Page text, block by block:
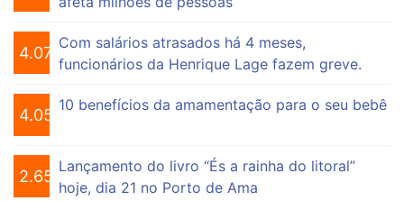
4.075
Com salários atrasados há 4 meses,
funcionários da Henrique Lage fazem greve.
4.056
10 benefícios da amamentação para o seu bebê
2.650
Lançamento do livro “És a rainha do litoral”
hoje, dia 21 no Porto de Ama